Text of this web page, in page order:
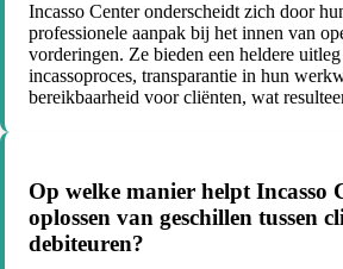
Incasso Center onderscheidt zich door
professionele aanpak bij het innen van
vorderingen. Ze bieden een heldere
incassoproces, transparantie in hun
bereikbaarheid voor cliënten, wat
Op welke manier helpt Incasso
oplossen van geschillen tussen
debiteuren?